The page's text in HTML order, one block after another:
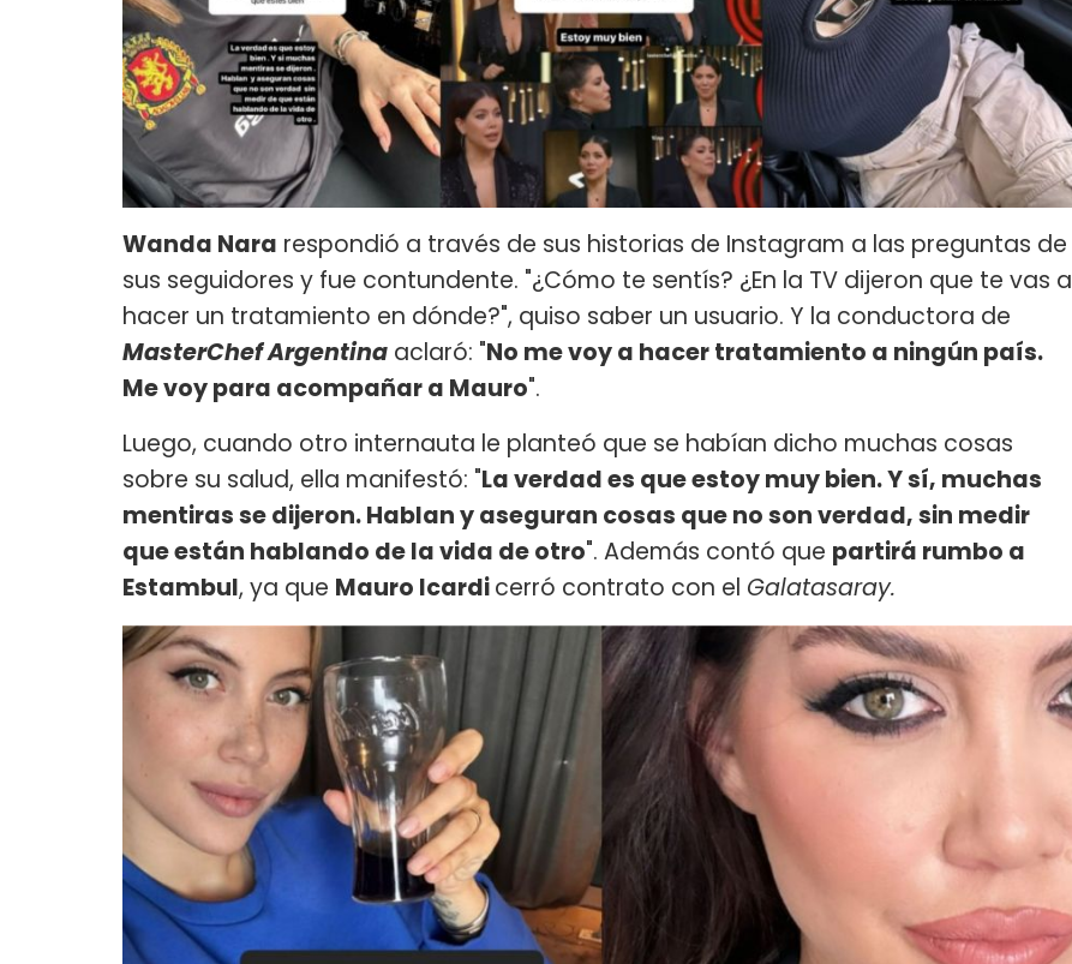
Wanda Nara respondió a través de sus historias de Instagram a las preguntas de
sus seguidores y fue contundente. "¿Cómo te sentís? ¿En la TV dijeron que te vas a
hacer un tratamiento en dónde?", quiso saber un usuario. Y la conductora de
MasterChef Argentina aclaró: "No me voy a hacer tratamiento a ningún país.
Me voy para acompañar a Mauro".
Luego, cuando otro internauta le planteó que se habían dicho muchas cosas
sobre su salud, ella manifestó: "La verdad es que estoy muy bien. Y sí, muchas
mentiras se dijeron. Hablan y aseguran cosas que no son verdad, sin medir
que están hablando de la vida de otro". Además contó que partirá rumbo a
Estambul, ya que Mauro Icardicerró contrato con el Galatasaray.